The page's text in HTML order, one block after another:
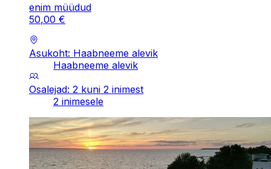
enim müüdud
50,00 €
Asukoht: Haabneeme alevik
Haabneeme alevik
Osalejad: 2 kuni 2 inimest
2 inimesele